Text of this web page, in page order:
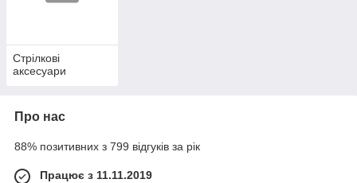
Стрілкові
аксесуари
Про нас
88% позитивних з 799 відгуків за рік
Працює з 11.11.2019